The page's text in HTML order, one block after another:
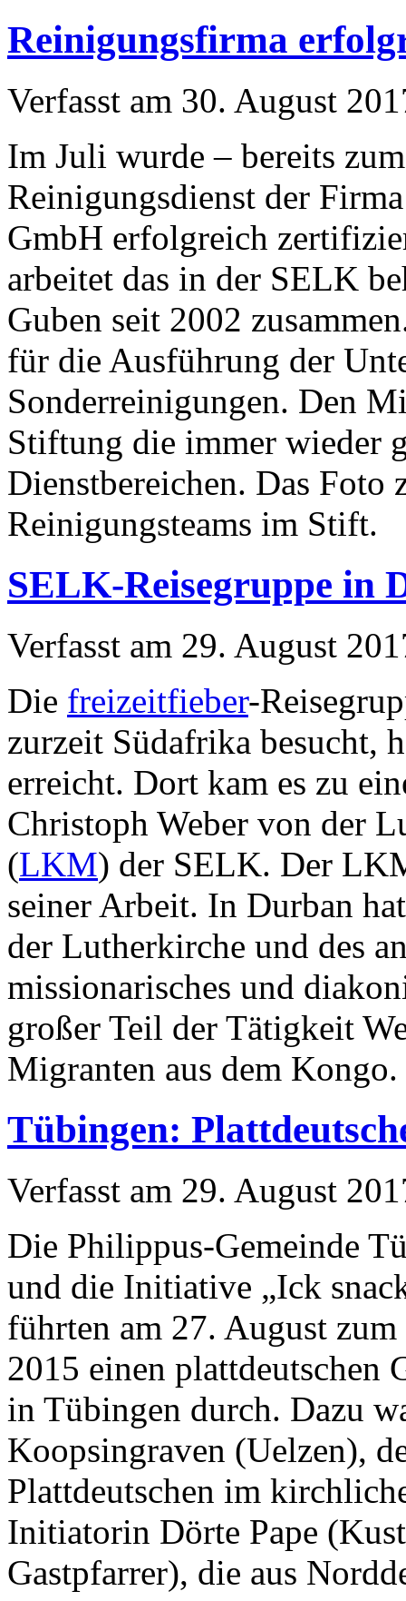
Reinigungsfirma
Verfasst am 30. August
Im Juli wurde – bereits
Reinigungsdienst der
GmbH erfolgreich
arbeitet das in der SELK
Guben seit 2002
für die Ausführung der
Sonderreinigungen. Den
Stiftung die immer wieder
Dienstbereichen. Das Foto
Reinigungsteams im Stift.
SELK-Reisegruppe in
Verfasst am 29. August
Die freizeitfieber-
zurzeit Südafrika besucht,
erreicht. Dort kam es zu
Christoph Weber von der
(LKM) der SELK. Der
seiner Arbeit. In Durban
der Lutherkirche und des
missionarisches und
großer Teil der Tätigkeit
Migranten aus dem Kongo.
Tübingen:
Verfasst am 29. August
Die Philippus-Gemeinde
und die Initiative „Ick
führten am 27. August
2015 einen plattdeutschen
in Tübingen durch. Dazu
Koopsingraven (Uelzen),
Plattdeutschen im
Initiatorin Dörte Pape
Gastpfarrer), die aus